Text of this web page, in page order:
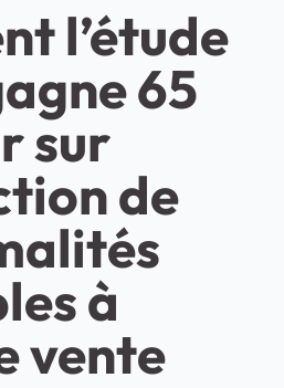
l’étude
65
sur
de
à
vente